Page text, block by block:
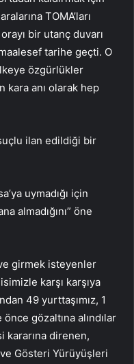
TOMA’ları
bir utanç duvarı
tarihe geçti. O
özgürlükler
anı olarak hep
ilan edildiği bir
uymadığı için
almadığını” öne
girmek isteyenler
karşı karşıya
49 yurttaşımız, 1
gözaltına alındılar
kararına direnen,
Gösteri Yürüyüşleri